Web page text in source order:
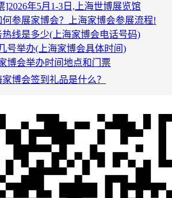
]2026年5月1-3日,上海世博展览馆
何参展家博会？上海家博会参展流程!
热线是多少(上海家博会电话号码)
号举办(上海家博会具体时间)
博会举办时间地点和门票
博会签到礼品是什么？